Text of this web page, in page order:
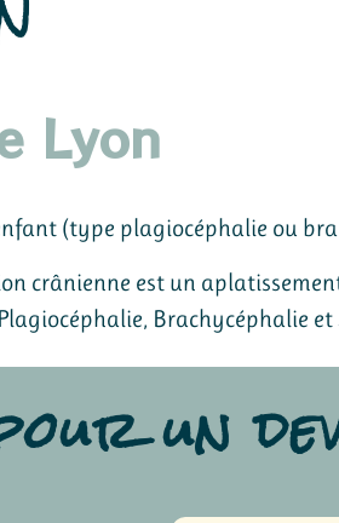
Lyon
(type plagiocéphalie ou
crânienne est un
Brachycéphalie
un